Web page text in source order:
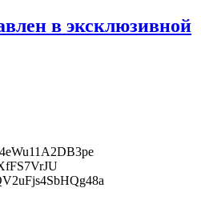
в эксклюзивной